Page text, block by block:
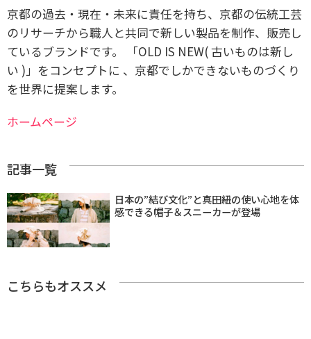
京都の過去・現在・未来に責任を持ち、京都の伝統工芸
のリサーチから職人と共同で新しい製品を制作、販売し
ているブランドです。 「OLD IS NEW( 古いものは新し
い )」をコンセプトに 、京都でしかできないものづくり
を世界に提案します。
ホームページ
記事一覧
日本の”結び文化”と真田紐の使い心地を体
感できる帽子＆スニーカーが登場
こちらもオススメ